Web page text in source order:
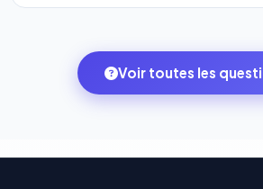
l'onglet« Migrer votre pack »pour
ambitions du moment — sans
votre historique.
monde. Vos données bancaires ne
par nos serveurs — elles sont
Voir toutes les